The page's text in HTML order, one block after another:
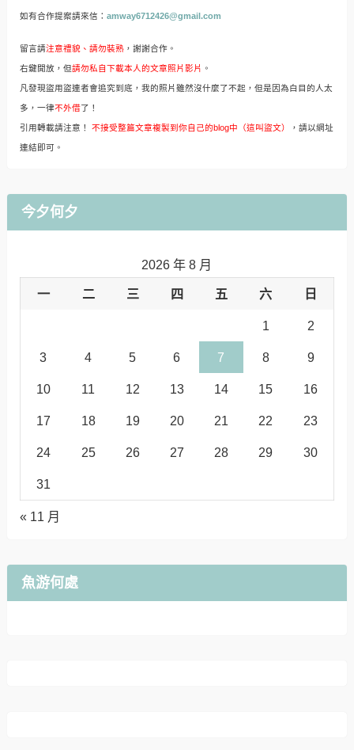
如有合作提案請來信： amway6712426@gmail.com
留言請注意禮貌、請勿裝熟，謝謝合作。
右鍵開放，但請勿私自下載本人的文章照片影片 。
凡發現盜用盜連者會追究到底，我的照片雖然沒什麼了不起，但是因為白目的人太
多，一律不外借了！
引用轉載請注意！ 不接受整篇文章複製到你自己的blog中（這叫盜文） ，請以網址
連結即可。
今夕何夕
2026 年 8 月
一 二 三 四 五 六 日
1 2
3 4 5 6 7 8 9
10 11 12 13 14 15 16
17 18 19 20 21 22 23
24 25 26 27 28 29 30
31
« 11 月
魚游何處